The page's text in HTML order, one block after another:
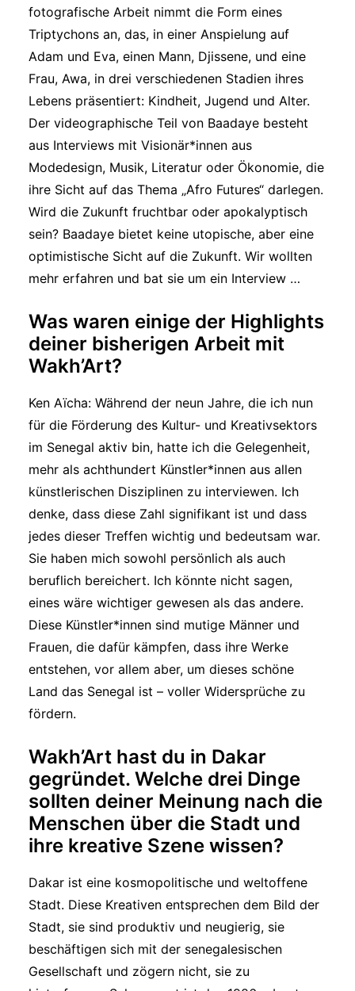
fotografische Arbeit nimmt die Form eines
Triptychons an, das, in einer Anspielung auf
Adam und Eva, einen Mann, Djissene, und eine
Frau, Awa, in drei verschiedenen Stadien ihres
Lebens präsentiert: Kindheit, Jugend und Alter.
Der videographische Teil von Baadaye besteht
aus Interviews mit Visionär*innen aus
Modedesign, Musik, Literatur oder Ökonomie, die
ihre Sicht auf das Thema „Afro Futures“ darlegen.
Wird die Zukunft fruchtbar oder apokalyptisch
sein? Baadaye bietet keine utopische, aber eine
optimistische Sicht auf die Zukunft. Wir wollten
mehr erfahren und bat sie um ein Interview …
Was waren einige der Highlights
deiner bisherigen Arbeit mit
Wakh’Art?
Ken Aïcha: Während der neun Jahre, die ich nun
für die Förderung des Kultur- und Kreativsektors
im Senegal aktiv bin, hatte ich die Gelegenheit,
mehr als achthundert Künstler*innen aus allen
künstlerischen Disziplinen zu interviewen. Ich
denke, dass diese Zahl signifikant ist und dass
jedes dieser Treffen wichtig und bedeutsam war.
Sie haben mich sowohl persönlich als auch
beruflich bereichert. Ich könnte nicht sagen,
eines wäre wichtiger gewesen als das andere.
Diese Künstler*innen sind mutige Männer und
Frauen, die dafür kämpfen, dass ihre Werke
entstehen, vor allem aber, um dieses schöne
Land das Senegal ist – voller Widersprüche zu
fördern.
Wakh’Art hast du in Dakar
gegründet. Welche drei Dinge
sollten deiner Meinung nach die
Menschen über die Stadt und
ihre kreative Szene wissen?
Dakar ist eine kosmopolitische und weltoffene
Stadt. Diese Kreativen entsprechen dem Bild der
Stadt, sie sind produktiv und neugierig, sie
beschäftigen sich mit der senegalesischen
Gesellschaft und zögern nicht, sie zu